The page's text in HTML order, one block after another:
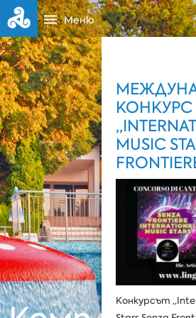
Меню
КОНКУРС
MUSIC
Конкурсът